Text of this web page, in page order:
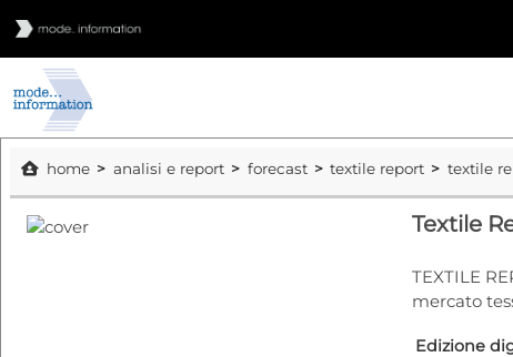
home analisi e report forecast textile report textile
Textile
TEXTILE
mercato
Edizione